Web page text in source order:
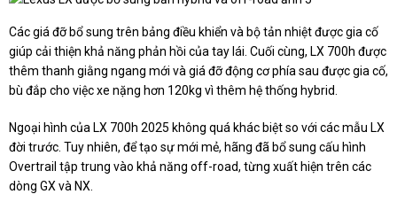
Các giá đỡ bổ sung trên bảng điều khiển và bộ tản nhiệt được gia cố
giúp cải thiện khả năng phản hồi của tay lái. Cuối cùng, LX 700h được
thêm thanh giằng ngang mới và giá đỡ động cơ phía sau được gia cố,
bù đắp cho việc xe nặng hơn 120kg vì thêm hệ thống hybrid.
Ngoại hình của LX 700h 2025 không quá khác biệt so với các mẫu LX
đời trước. Tuy nhiên, để tạo sự mới mẻ, hãng đã bổ sung cấu hình
Overtrail tập trung vào khả năng off-road, từng xuất hiện trên các
dòng GX và NX.